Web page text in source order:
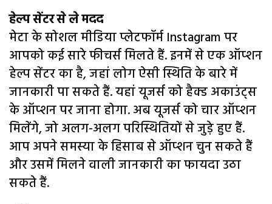
हेल्प सेंटर से ले मदद
मेटा के सोशल मीडिया प्लेटफॉर्म Instagram पर
आपको कई सारे फीचर्स मिलते हैं. इनमें से एक ऑप्शन
हेल्प सेंटर का है, जहां लोग ऐसी स्थिति के बारे में
जानकारी पा सकते हैं. यहां यूजर्स को हैक्ड अकाउंट्स
के ऑप्शन पर जाना होगा. अब यूजर्स को चार ऑप्शन
मिलेंगे, जो अलग-अलग परिस्थितियों से जुड़े हुए हैं.
आप अपने समस्या के हिसाब से ऑप्शन चुन सकते हैं
और उसमें मिलने वाली जानकारी का फायदा उठा
सकते हैं.